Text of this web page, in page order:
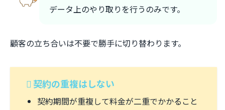
データ上のやり取りを行うのみです。
顧客の立ち合いは不要で勝手に切り替わります。
契約の重複はしない
契約期間が重複して料金が二重でかかること